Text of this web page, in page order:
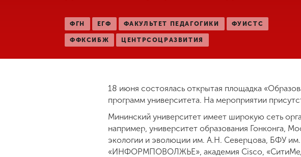
Сведения об
образовательной
организации
ФГН ЕГФ ФАКУЛЬТЕТ ПЕДАГОГИКИ ФУИСТС
ФФКСИБЖ ЦЕНТРСОЦРАЗВИТИЯ
18 июня состоялась открытая площадка
программ университета. На мероприятии
Мининский университет имеет широкую сеть
например, университет образования Гонконга,
экологии и эволюции им. А.Н. Северцова, БФУ
«ИНФОРМПОВОЛЖЬЕ», академия Cisco,